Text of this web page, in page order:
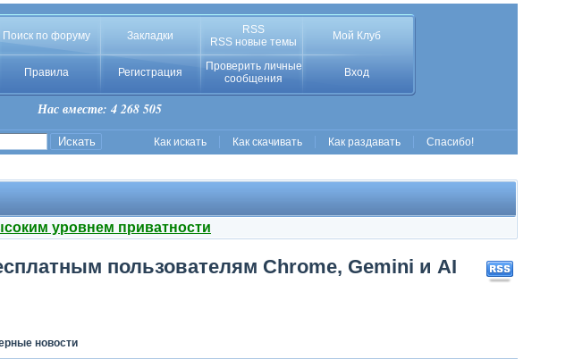
Поиск по форуму Закладки
RSS
RSS новые темы
Мой Клуб
Правила Регистрация
Проверить личные
сообщения
Вход
Нас вместе: 4 268 505
Как искать Как скачивать Как раздавать Спасибо!
уровнем приватности
пользователям Chrome, Gemini и AI
новости